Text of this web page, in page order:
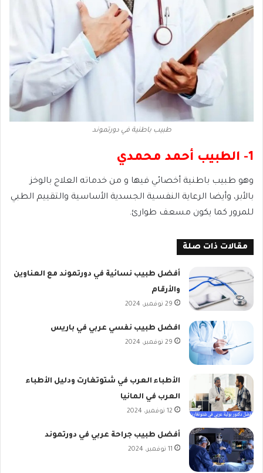
طبيب باطنية في دورتموند
1- الطبيب أحمد محمدي
وهو طبيب باطنية أخصائي فيها و من خدماته العلاج بالوخز
بالأبر، وأيضا الرعاية النفسية الجسدية الأساسية والتقييم الطبي
للمرور كما يكون مسعف طوارئ.
مقالات ذات صلة
أفضل طبيب نسائية في دورتموند مع العناوين
والأرقام
29 نوفمبر، 2024
افضل طبيب نفسي عربي في باريس
29 نوفمبر، 2024
الأطباء العرب في شتوتغارت ودليل الأطباء
العرب في المانيا
12 نوفمبر، 2024
أفضل طبيب جراحة عربي في دورتموند
11 نوفمبر، 2024